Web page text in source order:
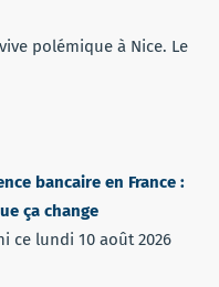
polémique à Nice. Le
bancaire en France :
ça change
ce lundi 10 août 2026